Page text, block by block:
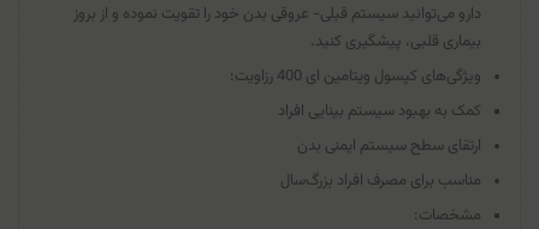
دارو می‌توانید سیستم قبلی- عروقی بدن خود را تقویت نموده و از بروز
بیماری قلبی، پیشگیری کنید.
ویژگی‌های کپسول ویتامین ای 400 رزاویت:
کمک به بهبود سیستم بینایی افراد
ارتقای سطح سیستم ایمنی بدن
مناسب برای مصرف افراد بزرگ‌سال
مشخصات: